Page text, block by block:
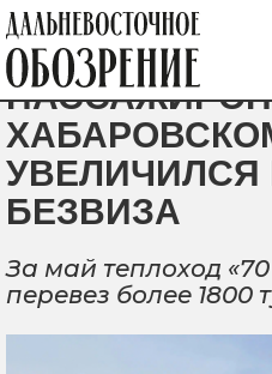
УВЕЛИЧИЛСЯ
БЕЗВИЗА
За май теплоход
перевез более 1800